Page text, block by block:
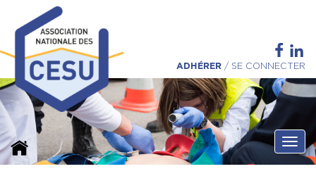
ADHÉRER / SE CONNECTER